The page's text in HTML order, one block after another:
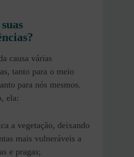
causa várias
tanto para o meio
para nós mesmos.
ela:
a vegetação, deixando
mais vulneráveis a
e pragas;